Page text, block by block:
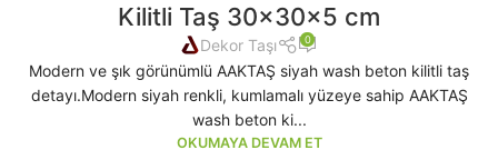
Kilitli Taş 30x30x5 cm
Dekor Taşı 0
Modern ve şık görünümlü AAKTAŞ siyah wash beton kilitli taş
detayı.Modern siyah renkli, kumlamalı yüzeye sahip AAKTAŞ
wash beton ki...
OKUMAYA DEVAM ET